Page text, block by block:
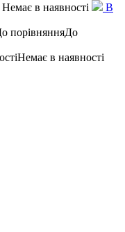
Немає в наявності
В
До
Немає в наявності